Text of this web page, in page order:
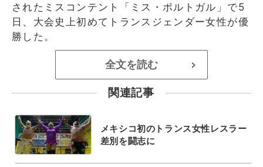
されたミスコンテント「ミス・ポルトガル」で5
日、大会史上初めてトランスジェンダー女性が優
勝した。
全文を読む >
関連記事
メキシコ初のトランス女性レスラー
差別を闘志に